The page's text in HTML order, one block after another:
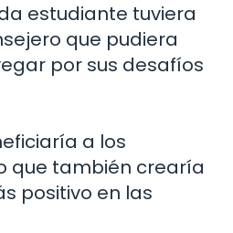
estudiante tuviera
que pudiera
por sus desafíos
a los
que también crearía
positivo en las